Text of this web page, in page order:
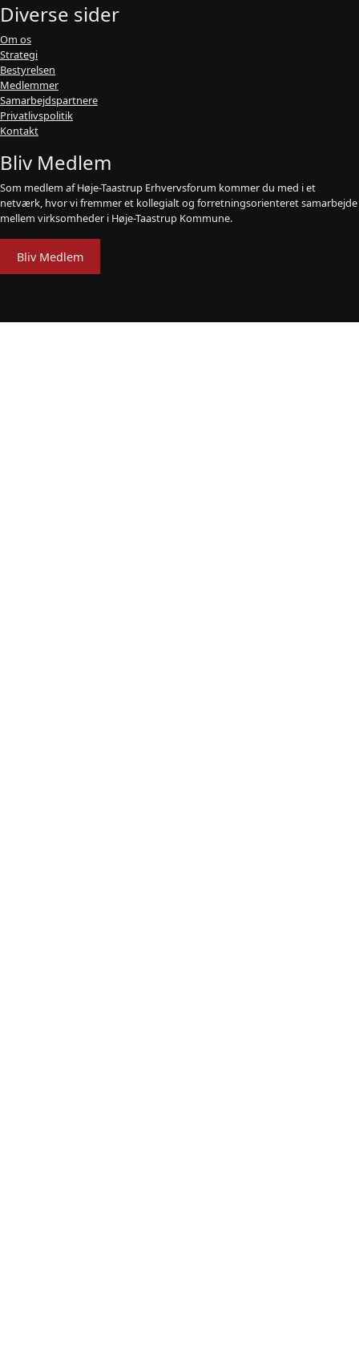
Diverse sider
Om os
Strategi
Bestyrelsen
Medlemmer
Samarbejdspartnere
Privatlivspolitik
Kontakt
Bliv Medlem
Som medlem af Høje-Taastrup Erhvervsforum kommer du med i et
netværk, hvor vi fremmer et kollegialt og forretningsorienteret samarbejde
mellem virksomheder i Høje-Taastrup Kommune.
Bliv Medlem